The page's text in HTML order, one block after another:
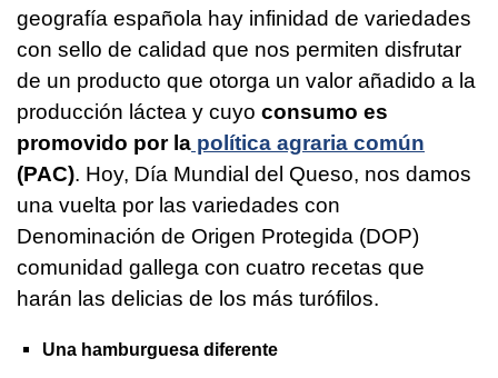
geografía española hay infinidad de variedades
con sello de calidad que nos permiten disfrutar
de un producto que otorga un valor añadido a la
producción láctea y cuyo consumo es
promovido por la política agraria común
(PAC). Hoy, Día Mundial del Queso, nos damos
una vuelta por las variedades con
Denominación de Origen Protegida (DOP)
comunidad gallega con cuatro recetas que
harán las delicias de los más turófilos.
Una hamburguesa diferente